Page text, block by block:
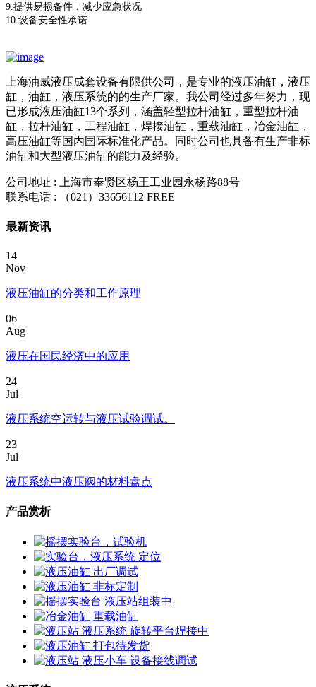
9.提供易损备件，减少应急状况
10.设备安全性承诺
上海油威液压成套设备有限供公司，是专业的液压油缸，液压
缸，油缸，液压系统的的生产厂家。我公司经过多年努力，现
已形成液压油缸13个系列，涵盖轻型拉杆油缸，重型拉杆油
缸，拉杆油缸，工程油缸，焊接油缸，重载油缸，冶金油缸，
高压油缸等国内国际标准化产品。同时公司也具备有生产非标
油缸和大型液压油缸的能力及经验。
公司地址 : 上海市奉贤区杨王工业园永杨路88号
联系电话 :
（021）33656112 FREE
最新资讯
14
Nov
液压油缸的分类和工作原理
06
Aug
液压在国民经济中的应用
24
Jul
液压系统空运转与液压试验调试。
23
Jul
液压系统中液压阀的材料盘点
产品赏析